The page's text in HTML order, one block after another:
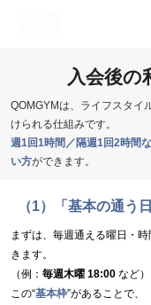
入会後の
QOMGYMは、ライフスタイ
けられる仕組みです。
週1回1時間／隔週1回2時間
い方ができます。
（1）「基本の通う
まずは、毎週通える曜日・
きます。
（例： 毎週木曜 18:00 など）
この“基本枠”があることで、